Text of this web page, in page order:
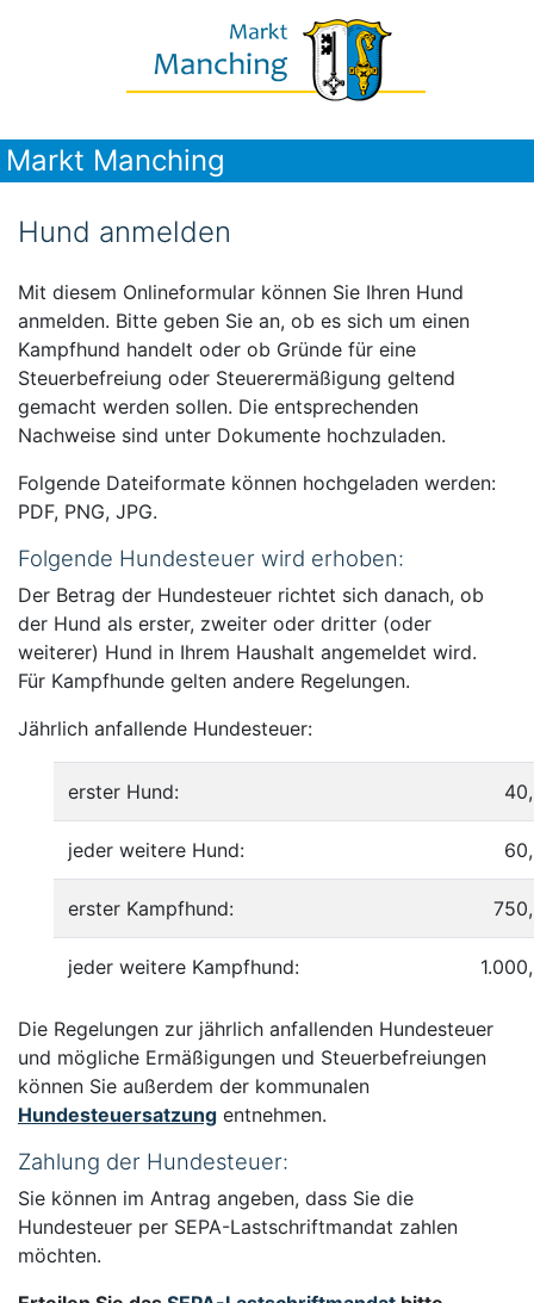
Markt Manching
Hund anmelden
Mit diesem Onlineformular können Sie Ihren Hund
anmelden. Bitte geben Sie an, ob es sich um einen
Kampfhund handelt oder ob Gründe für eine
Steuerbefreiung oder Steuerermäßigung geltend
gemacht werden sollen. Die entsprechenden
Nachweise sind unter Dokumente hochzuladen.
Folgende Dateiformate können hochgeladen werden:
PDF, PNG, JPG.
Folgende Hundesteuer wird erhoben:
Der Betrag der Hundesteuer richtet sich danach, ob
der Hund als erster, zweiter oder dritter (oder
weiterer) Hund in Ihrem Haushalt angemeldet wird.
Für Kampfhunde gelten andere Regelungen.
Jährlich anfallende Hundesteuer:
erster Hund:
jeder weitere Hund:
erster Kampfhund:
jeder weitere Kampfhund:
Die Regelungen zur jährlich anfallenden Hundesteuer
und mögliche Ermäßigungen und Steuerbefreiungen
können Sie außerdem der kommunalen
Hundesteuersatzung entnehmen.
Zahlung der Hundesteuer:
Sie können im Antrag angeben, dass Sie die
Hundesteuer per SEPA-Lastschriftmandat zahlen
möchten.